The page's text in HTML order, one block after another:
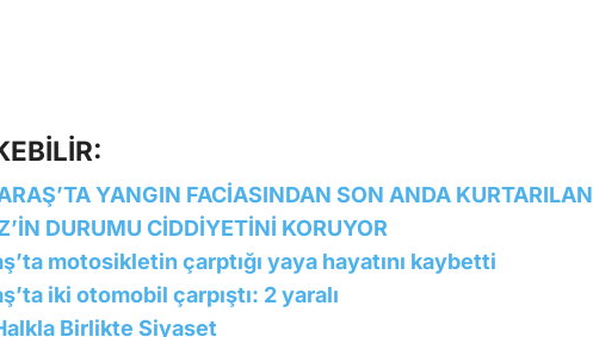
YANGIN FACİASINDAN SON ANDA KURTARILAN
DURUMU CİDDİYETİNİ KORUYOR
motosikletin çarptığı yaya hayatını kaybetti
iki otomobil çarpıştı: 2 yaralı
Birlikte Siyaset